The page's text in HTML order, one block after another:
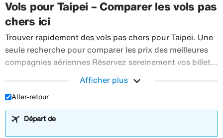
Vols pour Taipei – Comparer les vols pas
chers ici
Trouver rapidement des vols pas chers pour Taipei. Une
seule recherche pour comparer les prix des meilleures
compagnies aériennes Réservez sereinement vos billets
voyages en avion à destination du monde entier.
Afficher plus expand_more
Aller-retour
Départ de